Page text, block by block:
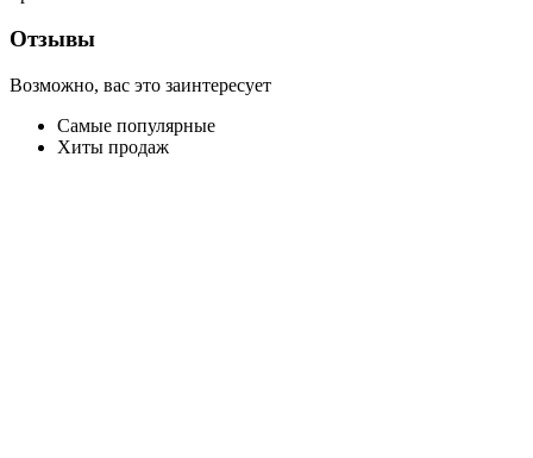
Отзывы
Возможно, вас это заинтересует
Самые популярные
Хиты продаж